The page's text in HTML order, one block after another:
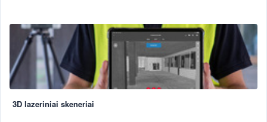
3D lazeriniai skeneriai